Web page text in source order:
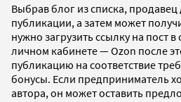
Выбрав блог из списка, продавец
публикации, а затем может
нужно загрузить ссылку на пост
личном кабинете — Ozon после
публикацию на соответствие
бонусы. Если предприниматель
автора, он может оставить